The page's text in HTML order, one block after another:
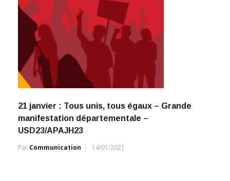
21 janvier : Tous unis, tous égaux – Grande
manifestation départementale –
USD23/APAJH23
Par Communication 14/01/2021